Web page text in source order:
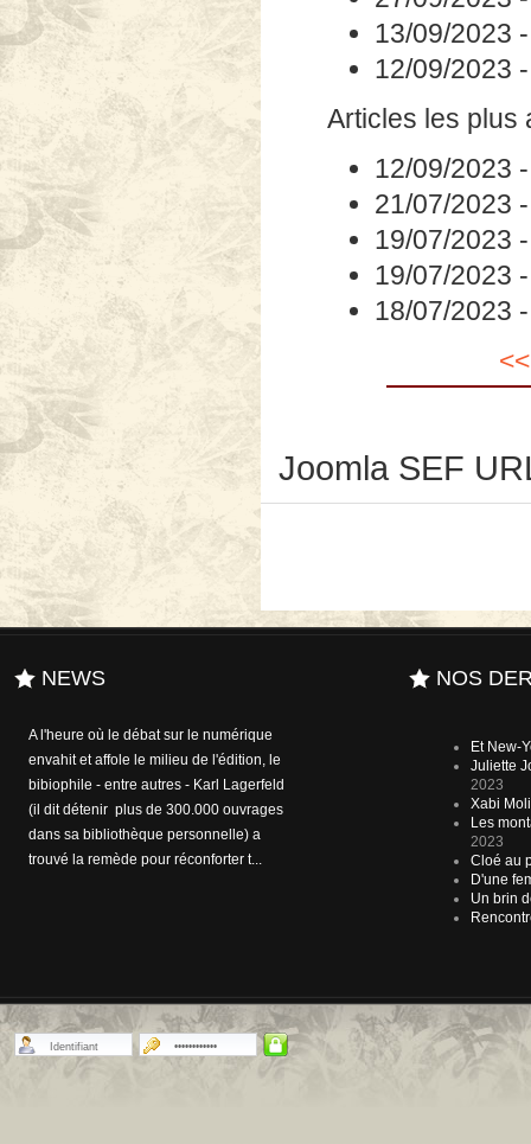
13/09/2023
12/09/2023
Articles les plus
12/09/2023
21/07/2023
19/07/2023
19/07/2023
18/07/2023
Joomla SEF
NEWS
A l'heure où le débat sur le numérique
envahit et affole le milieu de l'édition, le
bibiophile - entre autres - Karl Lagerfeld
(il dit détenir plus de 300.000 ouvrages
dans sa bibliothèque personnelle) a
trouvé la remède pour réconforter t...
NOS
Et New-
Juliette
2023
Xabi
Les
2023
Cloé au
D'une
Un brin